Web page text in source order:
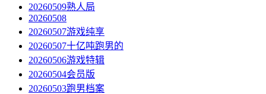
20260509熟人局
20260508
20260507游戏纯享
20260507十亿吨跑男的
20260506游戏特辑
20260504会员版
20260503跑男档案